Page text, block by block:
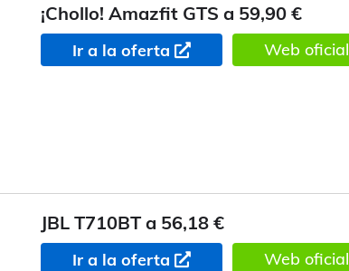
¡Chollo! Amazfit GTS a 59,90 €
Ir a la oferta Web oficial
JBL T710BT a 56,18 €
Ir a la oferta Web oficial